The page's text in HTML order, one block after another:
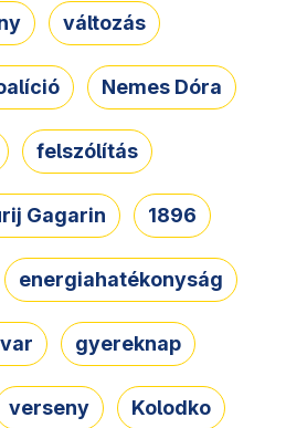
változás
Nemes Dóra
felszólítás
Gagarin 1896
energiahatékonyság
gyereknap
verseny Kolodko